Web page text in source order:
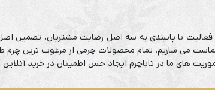
با پایبندی به سه اصل رضایت مشتریان، تضمین
می سازیم. تمام محصولات چرمی از مرغوب ترین چرم
های ما در تاباچرم ایجاد حس اطمینان در خرید